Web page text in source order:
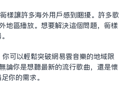
样让许多海外用户感到困扰。许多歌
地区播放。想要解决这个问题，同样
可以轻松突破网易云音乐的地域限
论你是想听最新的流行歌曲，还是怀
你的需求。